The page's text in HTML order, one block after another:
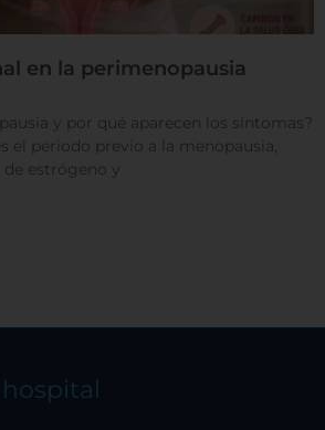
en la perimenopausia
y por qué aparecen los síntomas?
el periodo previo a la menopausia,
estrógeno y
de rendimiento
Rechazar todas